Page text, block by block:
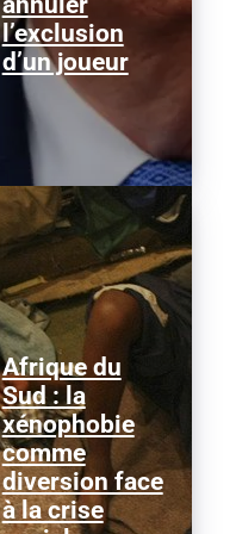
l’exclusion
d’un joueur
Afrique du
Sud : la
xénophobie
comme
diversion face
à la crise
© HCR/ James Oatway
L’Afrique du Sud est
entrée dans une
séquence dangereuse.
Des groupes...